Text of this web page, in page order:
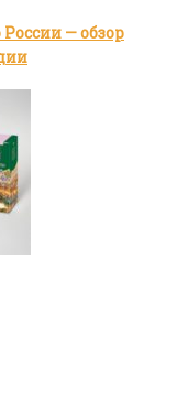
— обзор